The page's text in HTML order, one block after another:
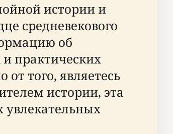
истории и
средневекового
об
практических
того, являетесь
истории, эта
увлекательных